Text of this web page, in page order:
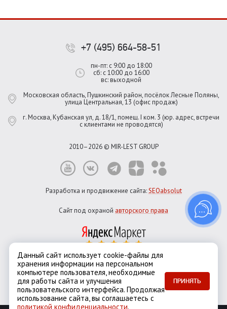
+7 (495) 664-58-51
пн-пт: с 9:00 до 18:00
сб: с 10:00 до 16:00
вс: выходной
Московская область, Пушкинский район, посёлок Лесные Поляны,
улица Центральная, 13 (офис продаж)
г. Москва, Кубанская ул, д. 18/1, помещ. I ком. 3 (юр. адрес, встречи
с клиентами не проводятся)
2010–2026 © MIR-LEST GROUP
Разработка и продвижение сайта:SEOabsolut
Сайт под охраной авторского права
Город:Москва
ЕкатеринбургКазаньНовосибирскСанкт-Петербург
Данный сайт использует cookie-файлы для
хранения информации на персональном
компьютере пользователя, необходимые
для работы сайта и улучшения
пользовательского интерфейса. Продолжая
использование сайта, вы соглашаетесь с
политикой конфиденциальности.
ПРИНЯТЬ